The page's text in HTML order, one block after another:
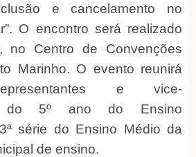
e cancelamento no
O encontro será realizado
Centro de Convenções
Marinho. O evento reunirá
e vice-
do 5º ano do Ensino
série do Ensino Médio da
de ensino.